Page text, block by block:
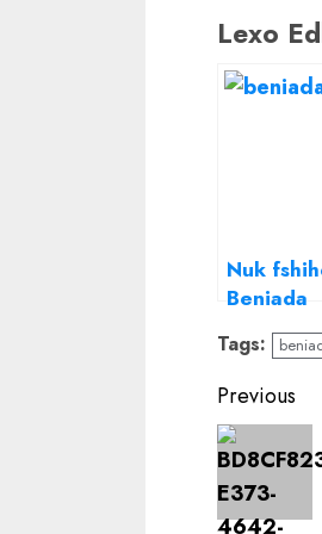
Lexo
Nuk
Beniada
me
Arbër
babain e
fëmijëve
Tags:
Previous